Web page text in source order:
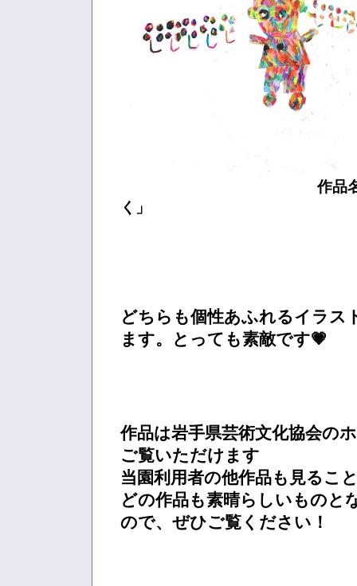
作品名：「よ
く」
どちらも個性あふれるイラス
ます。とっても素敵です💗
作品は岩手県芸術文化協会の
ご覧いただけます
当園利用者の他作品も見るこ
どの作品も素晴らしいものと
ので、ぜひご覧ください！